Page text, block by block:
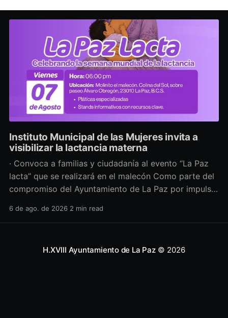
Instituto Municipal de las Mujeres invita a
visibilizar la lactancia materna
· Convoca a familias y ciudadanía al evento “La Paz
lacta” que se realizará en el malecón Como parte del
compromiso del Ayuntamiento de La Paz por impulsar
salud y los derechos de las mujeres, así como generar
6 de ago. de 2026 2 min read
H.XVIII Ayuntamiento de La Paz© 2026